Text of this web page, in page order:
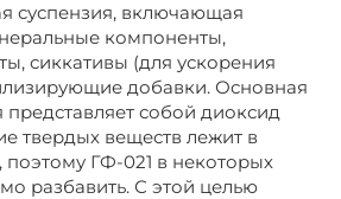
суспензия, включающая
компоненты,
сиккативы (для ускорения
добавки. Основная
собой диоксид
твердых веществ лежит в
поэтому ГФ-021 в некоторых
разбавить. С этой целью